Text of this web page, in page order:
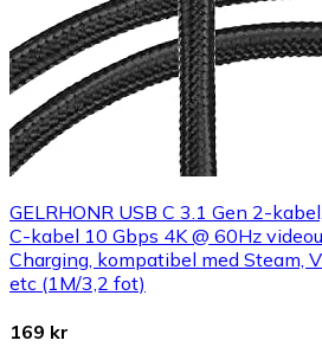
GELRHONR USB C 3.1 Gen 2-
C-kabel 10 Gbps 4K @ 60Hz
Charging, kompatibel med Steam,
etc (1M/3,2 fot)
169 kr